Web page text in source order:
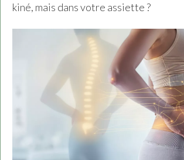
kiné, mais dans votre assiette ?